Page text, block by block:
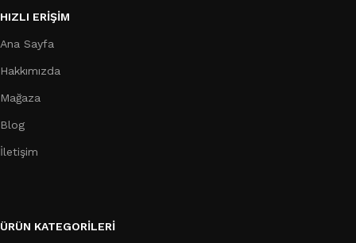
HIZLI ERIŞIM
Ana Sayfa
Hakkımızda
Mağaza
Blog
İletişim
ÜRÜN KATEGORILERI